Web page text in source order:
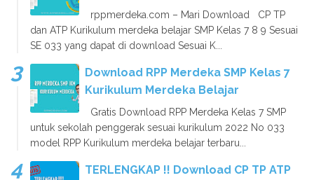
rppmerdeka.com – Mari Download CP TP
dan ATP Kurikulum merdeka belajar SMP Kelas 7 8 9 Sesuai
SE 033 yang dapat di download Sesuai K...
Download RPP Merdeka SMP Kelas 7
Kurikulum Merdeka Belajar
Gratis Download RPP Merdeka Kelas 7 SMP
untuk sekolah penggerak sesuai kurikulum 2022 No 033
model RPP Kurikulum merdeka belajar terbaru...
TERLENGKAP !! Download CP TP ATP